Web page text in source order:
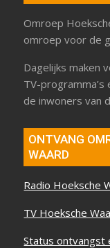
Omroep
omroep voor de
Dagelijks maken
TV-
de inwoners van
ONTVANG
WAARD
Radio Hoeksche
TV Hoeksche
Status ontvangst